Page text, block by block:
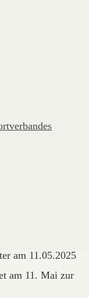
am 11.05.2025
am 11. Mai zur